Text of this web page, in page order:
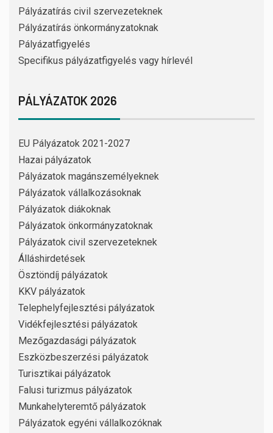
Pályázatírás civil szervezeteknek
Pályázatírás önkormányzatoknak
Pályázatfigyelés
Specifikus pályázatfigyelés vagy hírlevél
PÁLYÁZATOK 2026
EU Pályázatok 2021-2027
Hazai pályázatok
Pályázatok magánszemélyeknek
Pályázatok vállalkozásoknak
Pályázatok diákoknak
Pályázatok önkormányzatoknak
Pályázatok civil szervezeteknek
Álláshirdetések
Ösztöndíj pályázatok
KKV pályázatok
Telephelyfejlesztési pályázatok
Vidékfejlesztési pályázatok
Mezőgazdasági pályázatok
Eszközbeszerzési pályázatok
Turisztikai pályázatok
Falusi turizmus pályázatok
Munkahelyteremtő pályázatok
Pályázatok egyéni vállalkozóknak